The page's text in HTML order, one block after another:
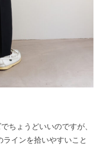
ちょうどいいのですが、
インを拾いやすいこと